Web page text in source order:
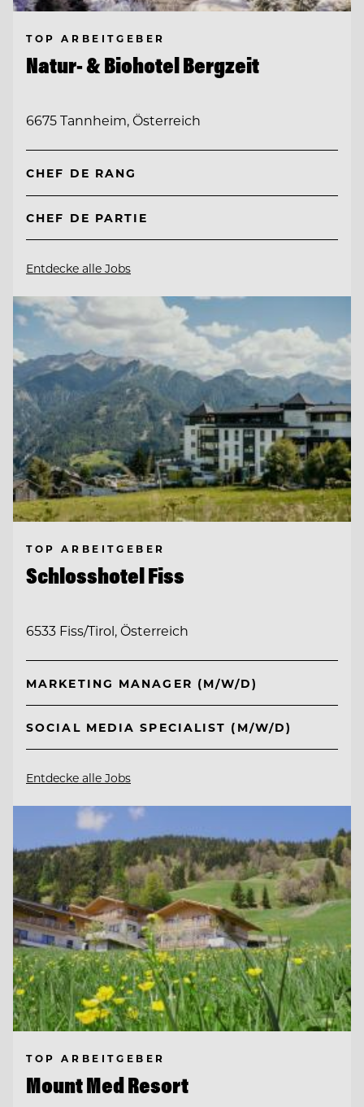
TOP ARBEITGEBER
Natur- & Biohotel Bergzeit
6675 Tannheim, Österreich
CHEF DE RANG
CHEF DE PARTIE
Entdecke alle Jobs
TOP ARBEITGEBER
Schlosshotel Fiss
6533 Fiss/Tirol, Österreich
MARKETING MANAGER (M/W/D)
SOCIAL MEDIA SPECIALIST (M/W/D)
Entdecke alle Jobs
TOP ARBEITGEBER
Mount Med Resort